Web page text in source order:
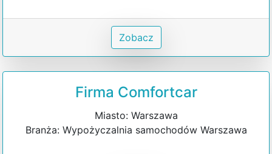
Zobacz
Firma Comfortcar
Miasto: Warszawa
Branża: Wypożyczalnia samochodów Warszawa